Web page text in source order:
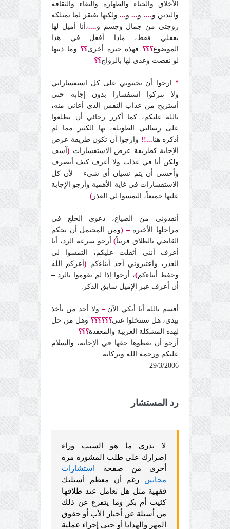
الأخلاق والحياء والطهارة والنقاء والثقافة
والتدين و.... و... و...ولكنها تفتقر لما تمتلكه
زوجتي من جمال وجسم و....،أنا أميل لها
بعقلي فقط، ماذا أفعل في هذا
الموضوع؟؟؟ فهذه حيرة أخرى؟؟ وما ذنبها
لو نقضت وعدي لها بالزواج؟؟
* ارجوا أن تجيبوني على كل استفساراتي
ولا تتركوا استفسارا بدون إجابة حتى
أستريح من عذاب النفس الذي أعاني منه،
بالله عليكم، كما أكرر رجائي أن تطلعوا
على رسالتي الطويلة، بها الكثير مما لم
أذكره هنا...!! وارجوا أن تكون طريقة عرض
الإجابة كطريقة عرض الاستفسارات ( آسف
ولكن أنا في عذاب ولا أعرف كيف أتصرف
وأخشى أن يتم نسيان أي شيء– لأن كل
الاستفسارات في غاية الأهمية وأرجو الإجابة
عليها جميعاً، التمسوا لي العذر )
أنقذوني من الضياع، دعوى الخلع في
مراحلها الأخيرة–
(ومن المحتمل أن يحكم
القاضي بالطلاق قريباً)أرجو سرعة الرد، أنا
أعرف أنني أثقلت عليكم، التمسوا لي
العذر، واعتبروني أحد أبناءكم ( أعزكم الله
وحفظ أبناءكم)، أرجوا إذا لم تقوموا بالرد –
أن أعرف عبر الإميل سابق الذكر.
أقسم بالله أنا أبكي الآن– ولا أجد من يأخذ
بيدي، هل ستتخلوا عني؟؟؟؟؟؟ وهل من حل
لهذه المشكلة الغريبة والمعقدة؟؟؟
أرجو أن تعطوها حقها في الإجابة، والسلام
عليكم ورحمة الله وبركاته.
29/3/2006
رد المستشار
لا ندري ما هو السبب وراء
إصرارك على طلب المشورة مرة
أخرى من صفحة
استشارات
مجانين
رغم أن معظم أسئلتك
فقهية مثل هل تعامل عند طلاقها
كثيب أم بكر وما يتفرع عن ذلك
من أسئلة عن أخبار الأب أو حقوق
المهر والهدايا أو حتى إجراء عملية